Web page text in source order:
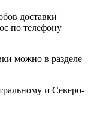
доставки
по телефону
можно в разделе
и Северо-